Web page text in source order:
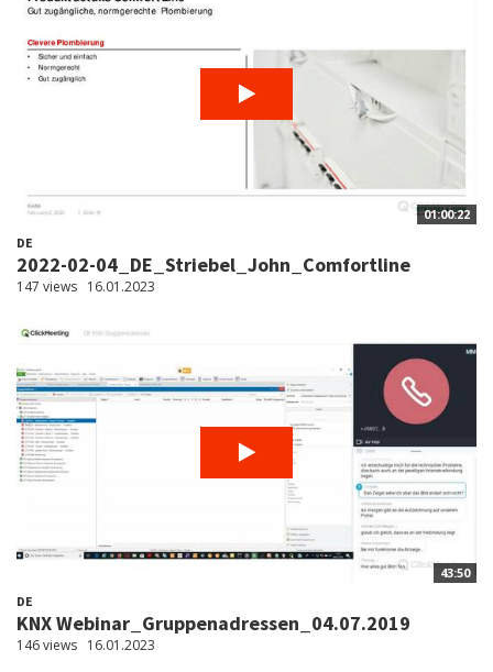
01:00:22
DE
2022-02-04_DE_Striebel_John_Comfortline
147 views 16.01.2023
43:50
DE
KNX Webinar_Gruppenadressen_04.07.2019
146 views 16.01.2023